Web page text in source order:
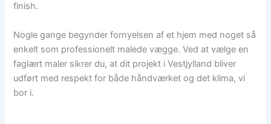
finish.
Nogle gange begynder fornyelsen af et hjem med noget så
enkelt som professionelt malede vægge. Ved at vælge en
faglært maler sikrer du, at dit projekt i Vestjylland bliver
udført med respekt for både håndværket og det klima, vi
bor i.